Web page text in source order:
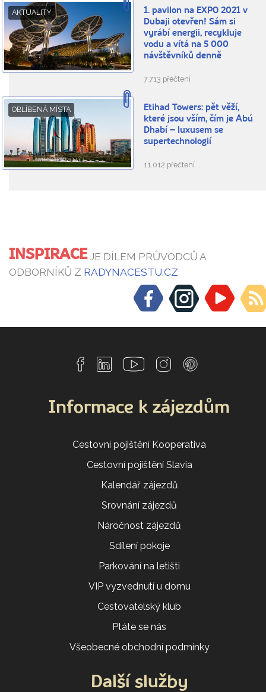
AKTUALITY
1. pavilon na EXPO 2021 v
Dubaji otevřen! Sám si
vyrábí energii, recykluje
vodu a vítá na 5 000
návštěvníků denně
7.713 přečtení
OBLÍBENÁ MÍSTA
Etihad Towers: pět věží,
které jsou vším, čím je Abú
Dhabí – luxusem se
supertechnologií
11.012 přečtení
INSPIRACEJE DÍLEM PRŮVODCŮ A
ODBORNÍKŮ Z RADYNACESTU.CZ
Informace k zájezdům
Cestovní pojištění Kooperativa
Cestovní pojištění Slavia
Kalendář zájezdů
Srovnání zájezdů
Náročnost zájezdů
Sdílení pokoje
Parkování na letišti
VIP vyzvednutí u domu
Cestovatelský klub
Ptáte se nás
Všeobecné obchodní podmínky
Další služby